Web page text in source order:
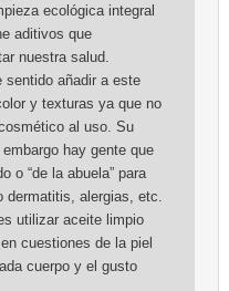
ecológica integral
aditivos que
nuestra salud.
sentido añadir a este
y texturas ya que no
al uso. Su
hay gente que
o “de la abuela” para
alergias, etc.
utilizar aceite limpio
cuestiones de la piel
cuerpo y el gusto